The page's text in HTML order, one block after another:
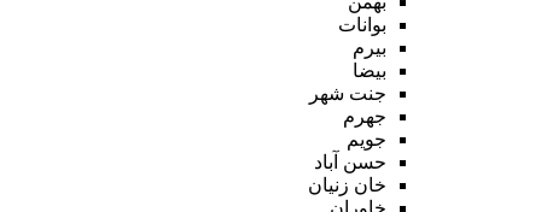
بوانات
بیرم
بیضا
جنت شهر
جهرم
جویم
حسن آباد
خان زنیان
خاوران